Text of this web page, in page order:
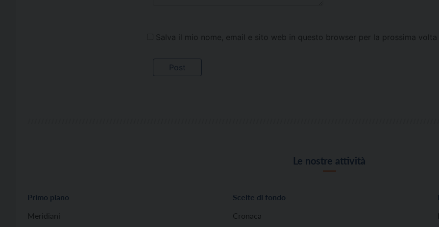
Salva il mio nome, email e sito web in questo browser per la prossima
Le nostre attività
Primo piano
Meridiani
Scelte di fondo
Cronaca